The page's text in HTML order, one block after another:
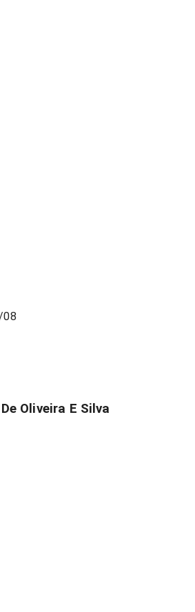
08
Oliveira E Silva